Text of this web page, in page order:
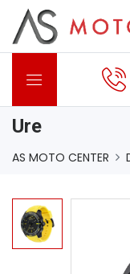
Ure
AS MOTO CENTER